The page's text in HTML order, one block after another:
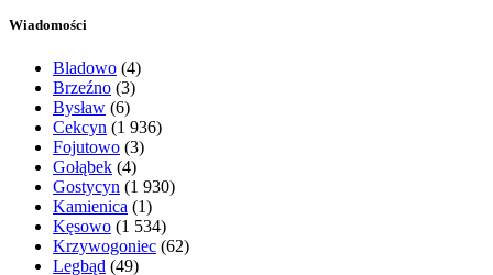
Wiadomości
Bladowo (4)
Brzeźno (3)
Bysław (6)
Cekcyn (1 936)
Fojutowo (3)
Gołąbek (4)
Gostycyn (1 930)
Kamienica (1)
Kęsowo (1 534)
Krzywogoniec (62)
Legbąd (49)